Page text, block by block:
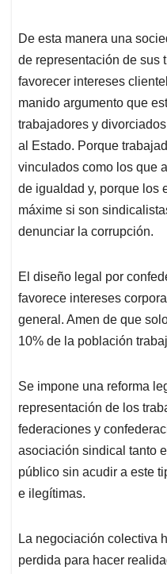
De esta manera una
de representación de sus
favorecer intereses
manido argumento que
trabajadores y
al Estado. Porque
vinculados como los que
de igualdad y, porque los
máxime si son
denunciar la corrupción.
El diseño legal por
favorece intereses
general. Amen de que
10% de la población
Se impone una reforma
representación de los
federaciones y
asociación sindical tanto
público sin acudir a este
e ilegítimas.
La negociación colectiva
perdida para hacer